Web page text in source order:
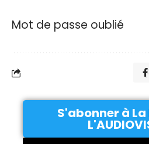
Mot de passe oublié
S'abonner à La